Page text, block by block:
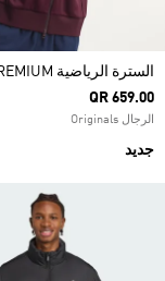
السترة الرياضية SST PREMIUM
QR 659.00
الرجال Originals
جديد